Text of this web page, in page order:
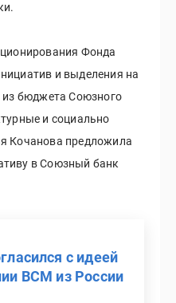
Фонда
и выделения на
из бюджета Союзного
и социально
Кочанова предложила
в Союзный банк
с идеей
ВСМ из России